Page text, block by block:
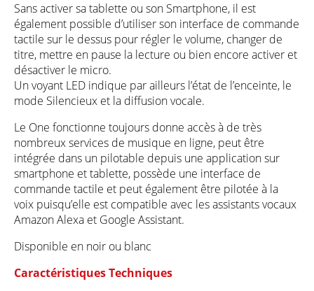
Sans activer sa tablette ou son Smartphone, il est
également possible d’utiliser son interface de commande
tactile sur le dessus pour régler le volume, changer de
titre, mettre en pause la lecture ou bien encore activer et
désactiver le micro.
Un voyant LED indique par ailleurs l’état de l’enceinte, le
mode Silencieux et la diffusion vocale.
Le One fonctionne toujours donne accès à de très
nombreux services de musique en ligne, peut être
intégrée dans un pilotable depuis une application sur
smartphone et tablette, possède une interface de
commande tactile et peut également être pilotée à la
voix puisqu’elle est compatible avec les assistants vocaux
Amazon Alexa et Google Assistant.
Disponible en noir ou blanc
Caractéristiques Techniques